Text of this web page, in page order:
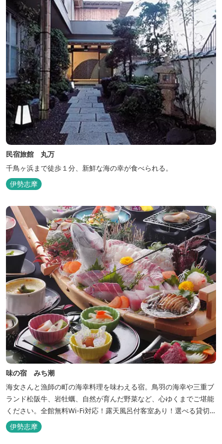
民宿旅館 丸万
千鳥ヶ浜まで徒歩１分、新鮮な海の幸が食べられる。
伊勢志摩
味の宿 みち潮
海女さんと漁師の町の海幸料理を味わえる宿。鳥羽の海幸や三重ブ
ランド松阪牛、岩牡蠣、自然が育んだ野菜など、心ゆくまでご堪能
ください。全館無料Wi-Fi対応！露天風呂付客室あり！選べる貸切
風呂も人気♪相差町内にはパワースポット石神さん（神明神社）あ
り！伊勢神宮・おかげ横丁まで最短40分！鳥羽十景にも選ばれた千
伊勢志摩